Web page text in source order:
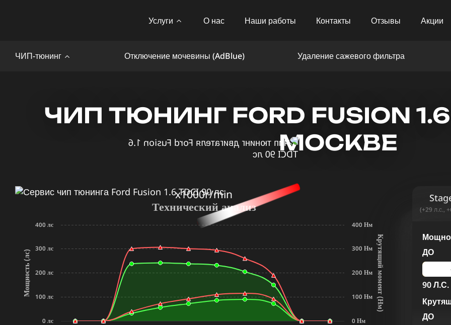
Услуги О нас Наши работы Контакты Отзывы Акции
ЧИП-тюнинг Отключение мочевины (AdBlue) Удаление сажевого фильтра
ЧИП ТЮНИНГ FORD FUSION
МОСКВЕ
x1000r/min
Мощность (лс) К
р
у
т
я
щ
и
й
м
о
м
е
н
т
(
Н
м
)
Технический анализ
0 лс
100 лс
200 лс
300 лс
400 лс
0 Нм
100 Нм
200 Нм
300 Нм
400 Нм
(+29 л.с.,
ДО
90 Л.С.
ДО